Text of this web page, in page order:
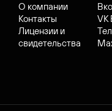
О компании
Контакты
Лицензии и
свидетельства
VK